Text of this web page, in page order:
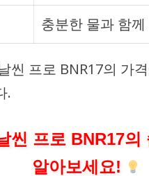
충분한 물과 함께
씬 프로 BNR17의 가
.
씬 프로 BNR17의
알아보세요!